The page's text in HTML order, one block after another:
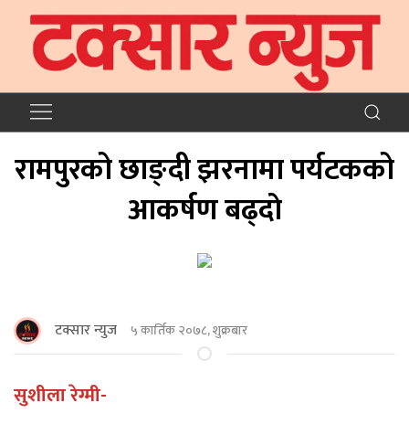
रामपुरको छाङ्दी झरनामा पर्यटकको
आकर्षण बढ्दाे
टक्सार न्युज ५ कार्तिक २०७८, शुक्रबार
सुशीला रेग्मी-